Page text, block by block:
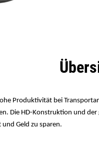
Technische Daten
Produktivität bei
Die HD-Konstruktion und
Geld zu sparen.